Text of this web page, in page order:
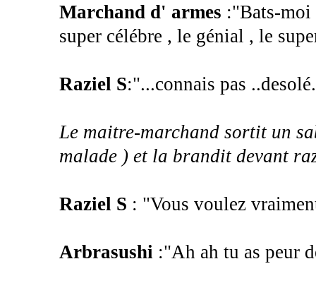
Marchand d' armes :"Bats-moi
super célébre , le génial , le
Raziel S:"...connais pas
Le maitre-marchand sortit un
malade ) et la brandit devant
Raziel S : "Vous voulez
Arbrasushi :"Ah ah tu as peur